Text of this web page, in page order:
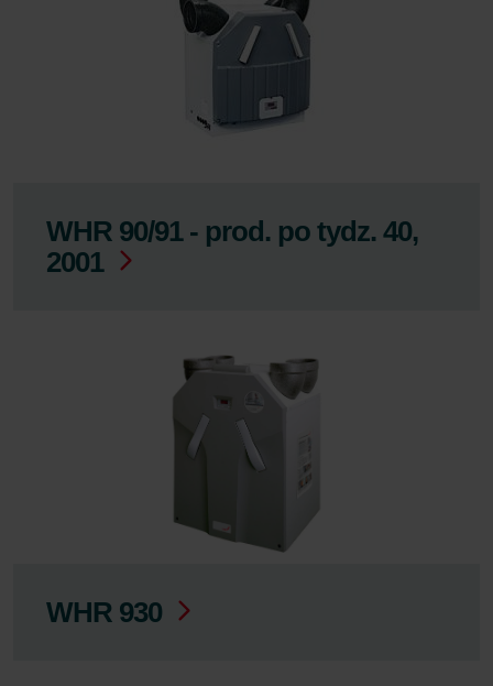
WHR 90/91 - prod. po tydz. 40,
2001
WHR 930